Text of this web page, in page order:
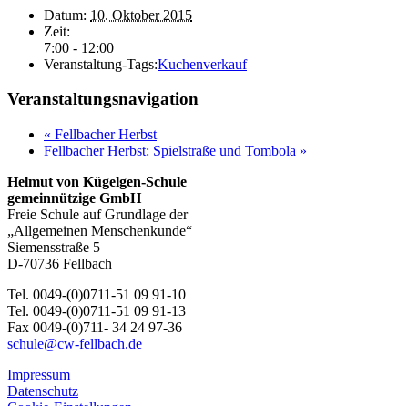
Datum: 10. Oktober 2015
Zeit:
7:00 - 12:00
Veranstaltung-Tags:Kuchenverkauf
Veranstaltungsnavigation
« Fellbacher Herbst
Fellbacher Herbst: Spielstraße und Tombola »
Helmut von Kügelgen-Schule
gemeinnützige GmbH
Freie Schule auf Grundlage der
„Allgemeinen Menschenkunde“
Siemensstraße 5
D-70736 Fellbach
Tel. 0049-(0)0711-51 09 91-10
Tel. 0049-(0)0711-51 09 91-13
Fax 0049-(0)711- 34 24 97-36
schule@cw-fellbach.de
Impressum
Datenschutz